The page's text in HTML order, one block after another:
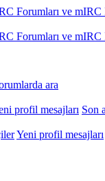
ara
profil mesajları Son
Yeni profil mesajları